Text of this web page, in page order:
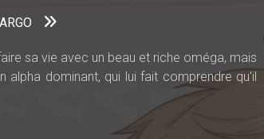
sa vie avec un beau et riche oméga, mais
alpha dominant, qui lui fait comprendre qu'il